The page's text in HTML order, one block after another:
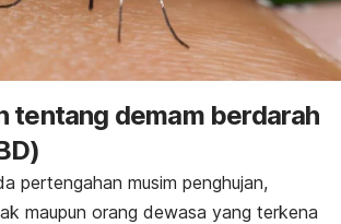
tentang demam berdarah
pertengahan musim penghujan,
maupun orang dewasa yang terkena